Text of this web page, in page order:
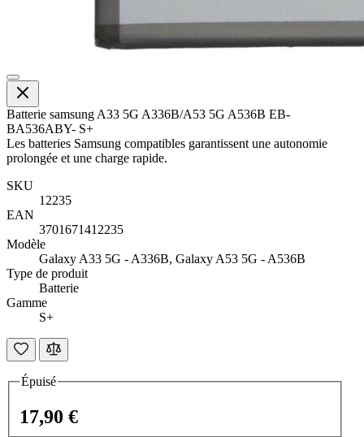
Batterie samsung A33 5G A336B/A53 5G A536B EB-
BA536ABY- S+
Les batteries Samsung compatibles garantissent une autonomie
prolongée et une charge rapide.
SKU
12235
EAN
3701671412235
Modèle
Galaxy A33 5G - A336B, Galaxy A53 5G - A536B
Type de produit
Batterie
Gamme
S+
Épuisé
17,90 €